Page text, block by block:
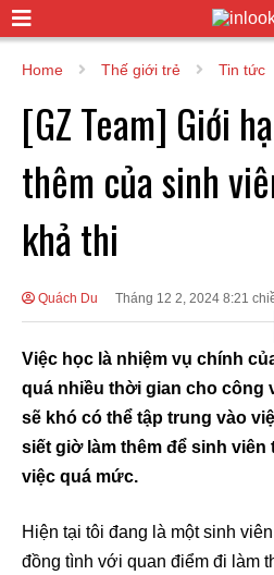
Home Thế giới trẻ Tin tức
[GZ Team] Giới
thêm của sinh
khả thi
Quách Du Tháng 12 2, 2024 8:21
Việc học là nhiệm vụ chính
quá nhiều thời gian cho công
sẽ khó có thể tập trung vào
siết giờ làm thêm để sinh viên
việc quá mức.
Hiện tại tôi đang là một sinh
đồng tình với quan điểm đi làm